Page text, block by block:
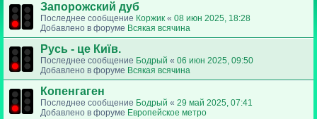
Запорожский дуб
Последнее сообщение Коржик « 08 июн 2025, 18:28
Добавлено в форуме Всякая всячина
Русь - це Київ.
Последнее сообщение Бодрый « 06 июн 2025, 09:50
Добавлено в форуме Всякая всячина
Копенгаген
Последнее сообщение Бодрый « 29 май 2025, 07:41
Добавлено в форуме Европейское метро